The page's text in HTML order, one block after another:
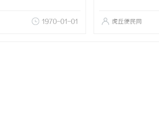
1970-01-01 虎丘便民网